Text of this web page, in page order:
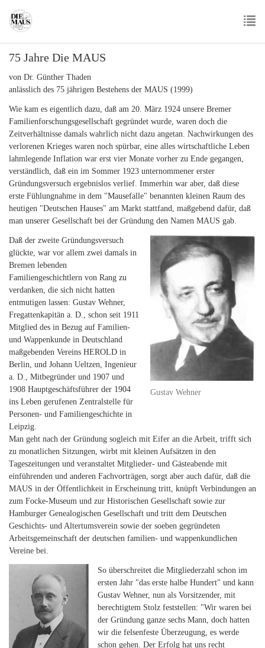
main
75 Jahre Die MAUS
von Dr. Günther Thaden
anlässlich des 75 jährigen Bestehens der MAUS (1999)
Wie kam es eigentlich dazu, daß am 20. März 1924 unsere Bremer
Familienforschungsgesellschaft gegründet wurde, waren doch die
Zeitverhältnisse damals wahrlich nicht dazu angetan. Nachwirkungen des
verlorenen Krieges waren noch spürbar, eine alles wirtschaftliche Leben
lahmlegende Inflation war erst vier Monate vorher zu Ende gegangen,
verständlich, daß ein im Sommer 1923 unternommener erster
Gründungsversuch ergebnislos verlief. Immerhin war aber, daß diese
erste Fühlungnahme in dem "Mausefalle" benannten kleinen Raum des
heutigen "Deutschen Hauses" am Markt stattfand, maßgebend dafür, daß
man unserer Gesellschaft bei der Gründung den Namen MAUS gab.
Gustav Wehner
Daß der zweite Gründungsversuch
glückte, war vor allem zwei damals in
Bremen lebenden
Familiengeschichtlern von Rang zu
verdanken, die sich nicht hatten
entmutigen lassen: Gustav Wehner,
Fregattenkapitän a. D., schon seit 1911
Mitglied des in Bezug auf Familien-
und Wappenkunde in Deutschland
maßgebenden Vereins HEROLD in
Berlin, und Johann Ueltzen, Ingenieur
a. D., Mitbegründer und 1907 und
1908 Hauptgeschäftsführer der 1904
ins Leben gerufenen Zentralstelle für
Personen- und Familiengeschichte in
Leipzig.
Man geht nach der Gründung sogleich mit Eifer an die Arbeit, trifft sich
zu monatlichen Sitzungen, wirbt mit kleinen Aufsätzen in den
Tageszeitungen und veranstaltet Mitglieder- und Gästeabende mit
einführenden und anderen Fachvorträgen, sorgt aber auch dafür, daß die
MAUS in der Öffentlichkeit in Erscheinung tritt, knüpft Verbindungen an
zum Focke-Museum und zur Historischen Gesellschaft sowie zur
Hamburger Genealogischen Gesellschaft und tritt dem Deutschen
Geschichts- und Altertumsverein sowie der soeben gegründeten
Arbeitsgemeinschaft der deutschen familien- und wappenkundlichen
Vereine bei.
So überschreitet die Mitgliederzahl schon im
ersten Jahr "das erste halbe Hundert" und kann
Gustav Wehner, nun als Vorsitzender, mit
berechtigtem Stolz feststellen: "Wir waren bei
der Gründung ganze sechs Mann, doch hatten
wir die felsenfeste Überzeugung, es werde
schon gehen. Der Erfolg hat uns recht